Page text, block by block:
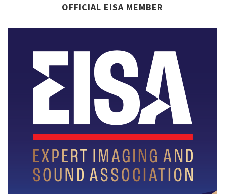
OFFICIAL EISA MEMBER